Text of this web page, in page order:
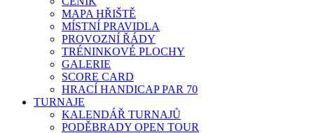
MAPA HŘIŠTĚ
MÍSTNÍ PRAVIDLA
PROVOZNÍ ŘÁDY
TRÉNINKOVÉ PLOCHY
GALERIE
SCORE CARD
HRACÍ HANDICAP PAR 70
TURNAJE
KALENDÁŘ TURNAJŮ
PODĚBRADY OPEN TOUR